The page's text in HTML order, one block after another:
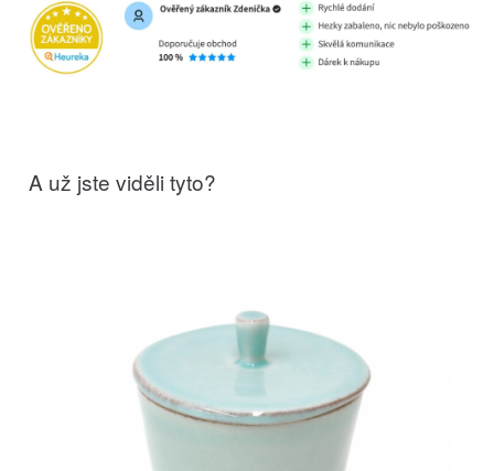
A už jste viděli tyto?